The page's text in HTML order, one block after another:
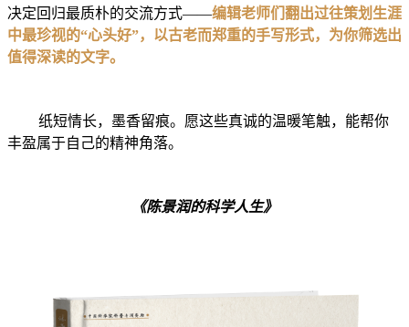
决定回归最质朴的交流方式——编辑老师们翻出过往策划生涯
中最珍视的“心头好”，以古老而郑重的手写形式，为你筛选出
值得深读的文字。
纸短情长，墨香留痕。愿这些真诚的温暖笔触，能帮你
丰盈属于自己的精神角落。
《陈景润的科学人生》